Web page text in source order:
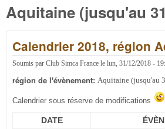
Aquitaine (jusqu'au
Calendrier 2018, région
Soumis par Club Simca France le lun, 31/12/2018 -
région de l'évènement: Aquitaine (jusqu'au
Calendrier sous réserve de modifications
DATE